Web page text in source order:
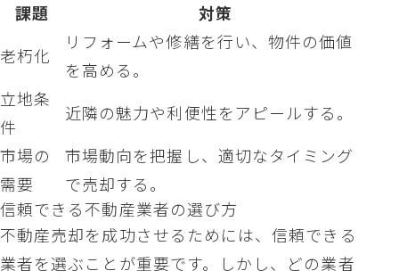
課題
対策
老朽化
リフォームや修繕を行い、物件の価値
を高める。
立地条
件
近隣の魅力や利便性をアピールする。
市場の
需要
市場動向を把握し、適切なタイミング
で売却する。
信頼できる不動産業者の選び方
不動産売却を成功させるためには、信頼できる
業者を選ぶことが重要です。しかし、どの業者